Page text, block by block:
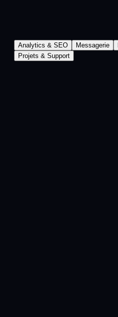
Analytics & SEO Messagerie
Projets & Support